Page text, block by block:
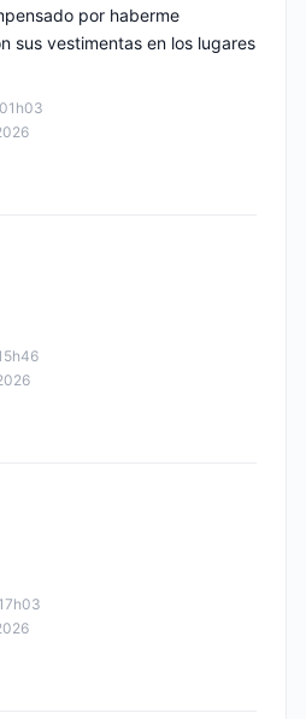
por haberme
sus vestimentas en los lugares